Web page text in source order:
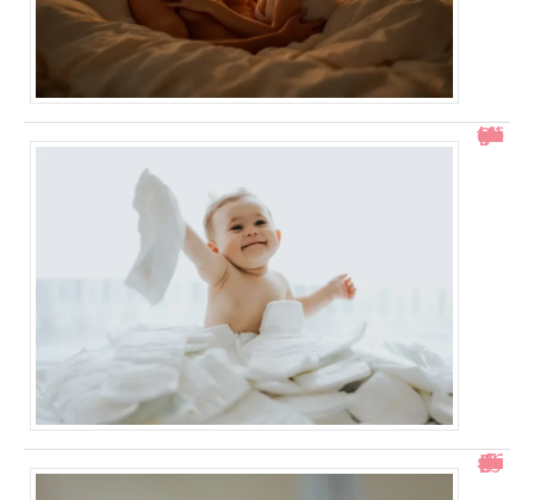
Comment gérer un bébé qui se retourne pendant le change ?
Test de grossesse positif mais prise de sang négative : explications